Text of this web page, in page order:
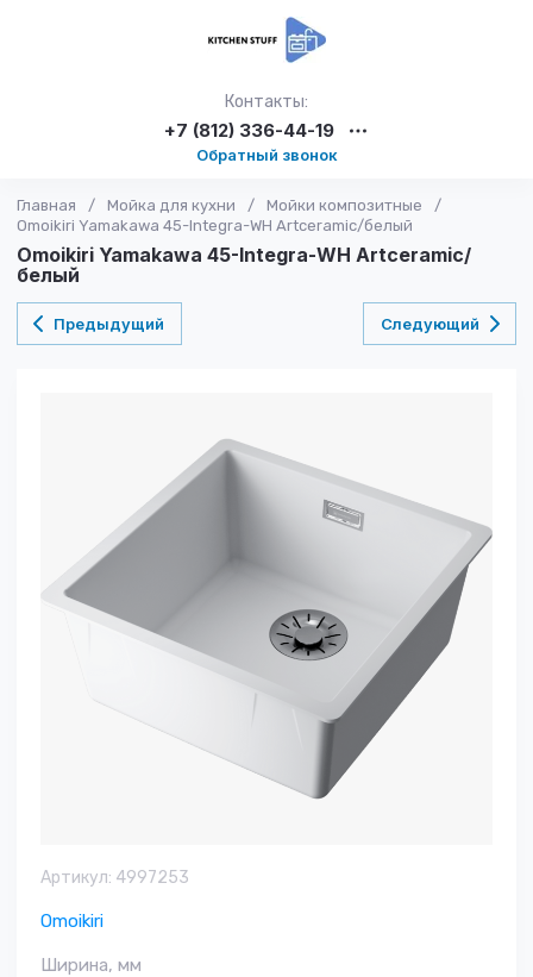
Контакты:
+7 (812) 336-44-19
Обратный звонок
Главная / Мойка для кухни / Мойки композитные
/
Omoikiri Yamakawa 45-Integra-WH Artceramic/белый
Omoikiri Yamakawa 45-Integra-WH Artceramic/
белый
Предыдущий Следующий
Артикул: 4997253
Omoikiri
Ширина, мм